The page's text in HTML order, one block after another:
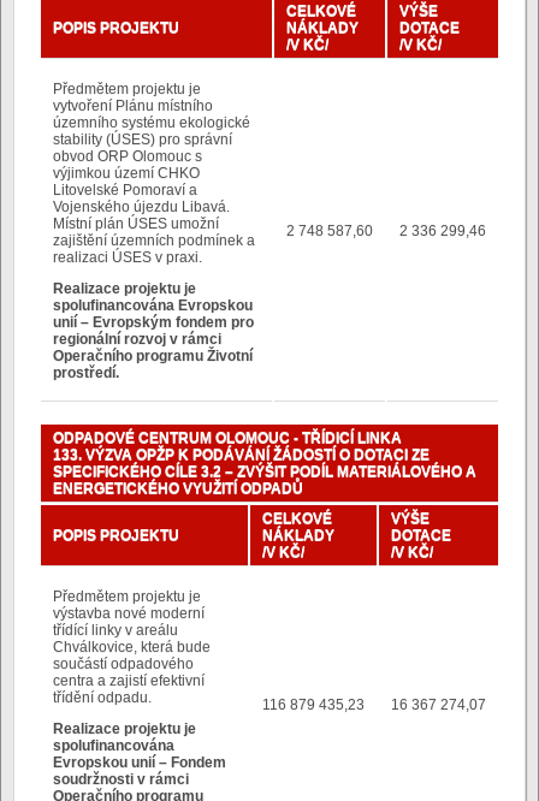
POPIS PROJEKTU
CELKOVÉ
NÁKLADY
/V KČ/
VÝŠE
DOTACE
/V KČ/
Předmětem projektu je
vytvoření Plánu místního
územního systému ekologické
stability (ÚSES) pro správní
obvod ORP Olomouc s
výjimkou území CHKO
Litovelské Pomoraví a
Vojenského újezdu Libavá.
Místní plán ÚSES umožní
zajištění územních podmínek a
realizaci ÚSES v praxi.
Realizace projektu je
spolufinancována Evropskou
unií – Evropským fondem pro
regionální rozvoj v rámci
Operačního programu Životní
prostředí.
2 748 587,60 2 336 299,46
ODPADOVÉ CENTRUM OLOMOUC - TŘÍDICÍ LINKA
133. VÝZVA OPŽP K PODÁVÁNÍ ŽÁDOSTÍ O DOTACI ZE
SPECIFICKÉHO CÍLE 3.2 – ZVÝŠIT PODÍL MATERIÁLOVÉHO A
ENERGETICKÉHO VYUŽITÍ ODPADŮ
POPIS PROJEKTU
CELKOVÉ
NÁKLADY
/V KČ/
VÝŠE
DOTACE
/V KČ/
Předmětem projektu je
výstavba nové moderní
třídící linky v areálu
Chválkovice, která bude
součástí odpadového
centra a zajistí efektivní
třídění odpadu.
Realizace projektu je
spolufinancována
Evropskou unií – Fondem
soudržnosti v rámci
Operačního programu
116 879 435,23 16 367 274,07